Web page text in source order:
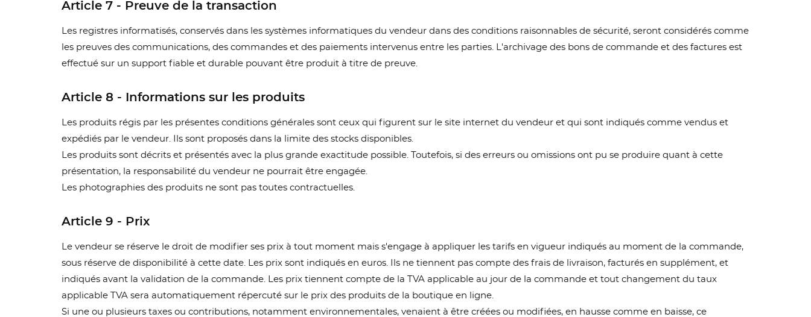
Article 7 - Preuve de la transaction
Les registres informatisés, conservés dans les systèmes informatiques du vendeur dans des conditions raisonnables de sécurité, seront considérés comme
les preuves des communications, des commandes et des paiements intervenus entre les parties. L'archivage des bons de commande et des factures est
effectué sur un support fiable et durable pouvant être produit à titre de preuve.
Article 8 - Informations sur les produits
Les produits régis par les présentes conditions générales sont ceux qui figurent sur le site internet du vendeur et qui sont indiqués comme vendus et
expédiés par le vendeur. Ils sont proposés dans la limite des stocks disponibles.
Les produits sont décrits et présentés avec la plus grande exactitude possible. Toutefois, si des erreurs ou omissions ont pu se produire quant à cette
présentation, la responsabilité du vendeur ne pourrait être engagée.
Les photographies des produits ne sont pas toutes contractuelles.
Article 9 - Prix
Le vendeur se réserve le droit de modifier ses prix à tout moment mais s'engage à appliquer les tarifs en vigueur indiqués au moment de la commande,
sous réserve de disponibilité à cette date. Les prix sont indiqués en euros. Ils ne tiennent pas compte des frais de livraison, facturés en supplément, et
indiqués avant la validation de la commande. Les prix tiennent compte de la TVA applicable au jour de la commande et tout changement du taux
applicable TVA sera automatiquement répercuté sur le prix des produits de la boutique en ligne.
Si une ou plusieurs taxes ou contributions, notamment environnementales, venaient à être créées ou modifiées, en hausse comme en baisse, ce